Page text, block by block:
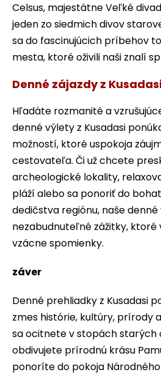
Celsus, majestátne Veľké
jeden zo siedmich divov
sa do fascinujúcich príbehov
mesta, ktoré oživili naši znalí
Denné zájazdy z
Hľadáte rozmanité a
denné výlety z Kusadasi
možností, ktoré uspokoja
cestovateľa. Či už chcete
archeologické lokality,
pláží alebo sa ponoriť do
dedičstva regiónu, naše
nezabudnuteľné zážitky, ktoré
vzácne spomienky.
záver
Denné prehliadky z Kusadasi
zmes histórie, kultúry, prírody
sa ocitnete v stopách starých
obdivujete prírodnú krásu
ponoríte do pokoja